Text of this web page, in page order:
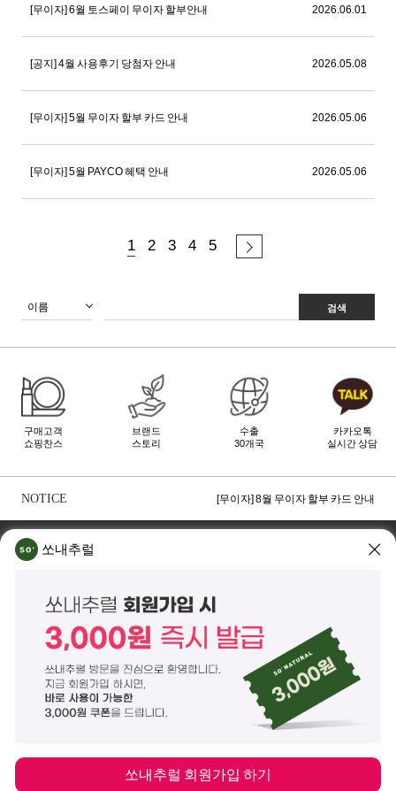
[무이자] 6월 토스페이 무이자 할부안내 2026.06.01
[공지] 4월 사용후기 당첨자 안내 2026.05.08
[무이자] 5월 무이자 할부 카드 안내 2026.05.06
[무이자] 5월 PAYCO 혜택 안내 2026.05.06
1 2 3 4 5
검색
구매고객
쇼핑찬스
브랜드
스토리
수출
30개국
카카오톡
실시간 상담
NOTICE
[무이자] 8월 무이자 할부 카드 안내
쏘내추럴 소개
사업자등록번호 261-81-21889
통신판매업신고 제2014-서울강남-03442호
제품/배송 문의help@sonatural.co.kr
마케팅 문의 marketing@sonatural.co.kr
(평일 10:00~18:00 / 점심시간 12:30~13:30)
해외 수출 문의
MAILinfo@sonatural.co.kr
ENGLISH CS CENTER
쏘내추럴
쏘내추럴 회원가입 하기